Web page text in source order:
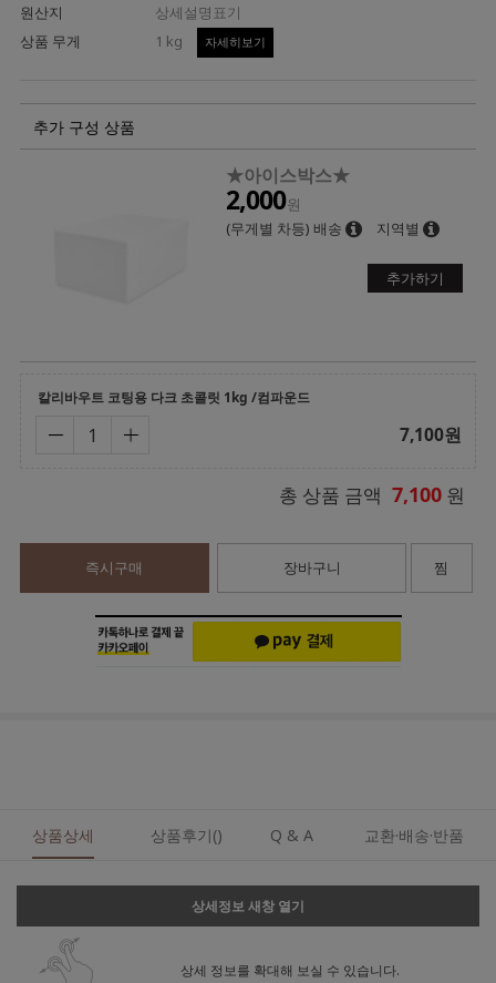
원산지
상세설명표기
상품 무게
1 kg 자세히보기
추가 구성 상품
★아이스박스★
2,000원
(무게별 차등) 배송
지역별
추가하기
칼리바우트 코팅용 다크 초콜릿 1kg /컴파운드
7,100원
총 상품 금액 7,100 원
즉시구매 장바구니 찜
상품상세 상품후기() Q & A 교환·배송·반품
상세정보 새창 열기
상세 정보를 확대해 보실 수 있습니다.